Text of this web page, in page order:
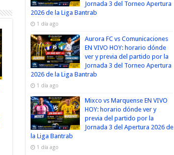
Jornada 3 del Torneo Apertura
2026 de la Liga Bantrab
1 día ago
Aurora FC vs Comunicaciones
EN VIVO HOY: horario dónde
ver y previa del partido por la
Jornada 3 del Torneo Apertura
2026 de la Liga Bantrab
1 día ago
Mixco vs Marquense EN VIVO
HOY: horario dónde ver y
previa del partido por la
Jornada 3 del Apertura 2026 de
la Liga Bantrab
1 día ago